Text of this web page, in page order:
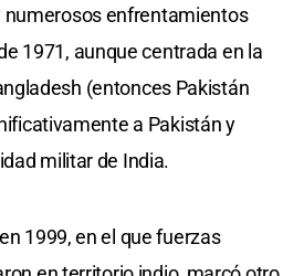
numerosos enfrentamientos
1971, aunque centrada en la
(entonces Pakistán
a Pakistán y
militar de India.
1999, en el que fuerzas